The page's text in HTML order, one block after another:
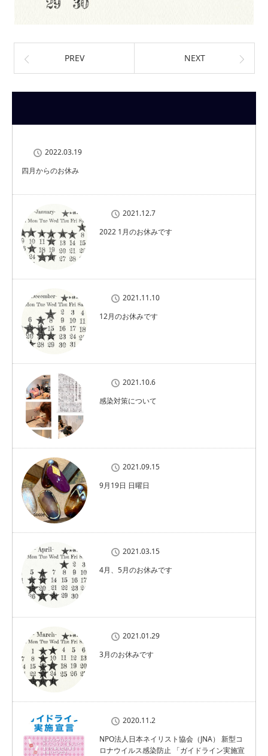
PREV NEXT
2022.03.19
四月からのお休み
2021.12.7
2022 1月のお休みです
2021.11.10
12月のお休みです
2021.10.6
感染対策について
2021.09.15
9月19日 日曜日
2021.03.15
4月、5月のお休みです
2021.01.29
3月のお休みです
2020.11.2
NPO法人日本ネイリスト協会（JNA） 新型コ
ロナウイルス感染防止 「ガイドライン実施宣